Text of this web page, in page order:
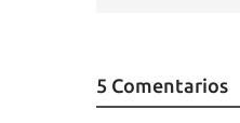
5 Comentarios